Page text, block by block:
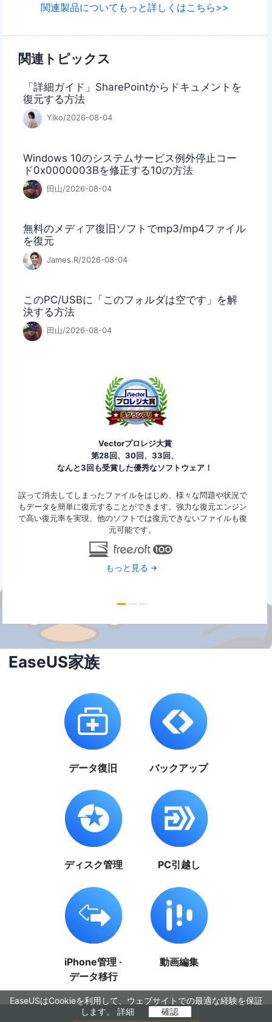
EaseUSはCookieを利用して、ウェブサイトでの最適な経験を保証
します。 詳細 確認
関連製品についてもっと詳しくはこちら>>
関連トピックス
「詳細ガイド」SharePointからドキュメントを
復元する方法
Yiko/2026-08-04
Windows 10のシステムサービス例外停止コー
ド0x0000003Bを修正する10の方法
田山/2026-08-04
無料のメディア復旧ソフトでmp3/mp4ファイル
を復元
James.R/2026-08-04
このPC/USBに「このフォルダは空です」を解
決する方法
田山/2026-08-04
Vectorプロレジ大賞
第28回、30回、33回、
なんと3回も受賞した優秀なソフトウェア！
誤って消去してしまったファイルをはじめ、様々な問題や状況で
もデータを簡単に復元することができます。強力な復元エンジン
で高い復元率を実現、他のソフトでは復元できないファイルも復
元可能です。
もっと見る
EaseUS家族
データ復旧 バックアップ
ディスク管理 PC引越し
iPhone管理 ·
データ移行
動画編集